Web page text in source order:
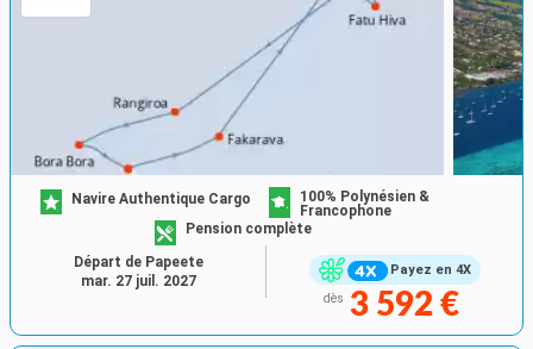
Payez en 4X
Navire Authentique Cargo
100% Polynésien &
Francophone
Pension complète
dès 3 592 €
Départ de Papeete
mar. 27 juil. 2027